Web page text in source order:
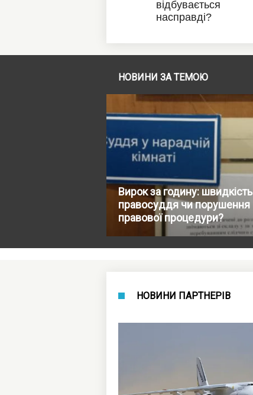
НОВИНИ ЗА ТЕМОЮ
Вирок за годину: швидкість
правосуддя чи порушення
правової процедури?
НОВИНИ ПАРТНЕРІВ